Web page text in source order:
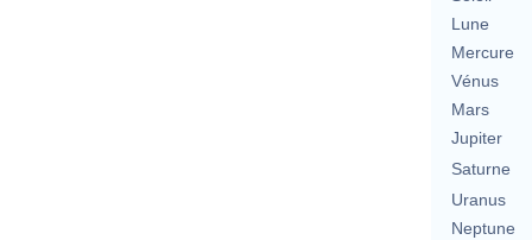
Lune
Mercure
Vénus
Mars
Jupiter
Saturne
Uranus
Neptune